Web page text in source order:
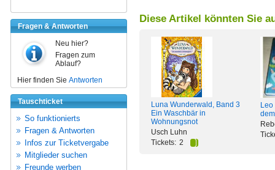
Fragen & Antworten
Neu hier?
Fragen zum
Ablauf?
Hier finden Sie Antworten
Tauschticket
So funktionierts
Fragen & Antworten
Infos zur Ticketvergabe
Mitglieder suchen
Freunde werben
Diese Artikel könnten Sie
Luna Wunderwald, Band 3
Ein Waschbär in
Wohnungsnot
Usch Luhn
Tickets: 2